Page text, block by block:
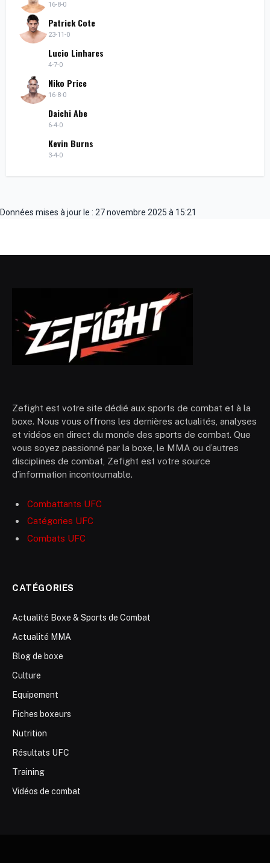
16-8-0
Patrick Cote
23-11-0
Lucio Linhares
4-7-0
Niko Price
16-8-0
Daichi Abe
6-4-0
Kevin Burns
3-4-0
Données mises à jour le : 27 novembre 2025 à 15:21
Zefight est votre site dédié aux sports de combat et à la
boxe. Nous vous offrons les dernières actualités, analyses
et vidéos en direct du monde des sports de combat. Que
vous soyez passionné par la boxe, le MMA ou d’autres
disciplines de combat, Zefight est votre source
d’information incontournable.
Combattants UFC
Catégories UFC
Combats UFC
CATÉGORIES
Actualité Boxe & Sports de Combat
Actualité MMA
Blog de boxe
Culture
Equipement
Fiches boxeurs
Nutrition
Résultats UFC
Training
Vidéos de combat